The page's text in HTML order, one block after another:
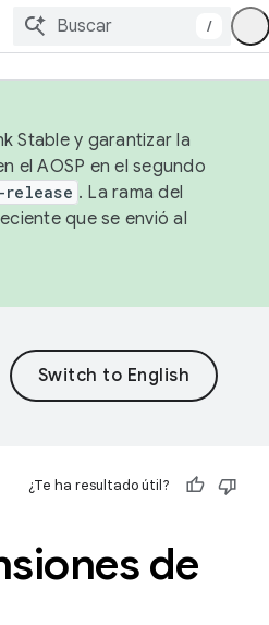
/
Stable y garantizar la
el AOSP en el segundo
. La rama del
que se envió al
¿Te ha resultado útil?
de